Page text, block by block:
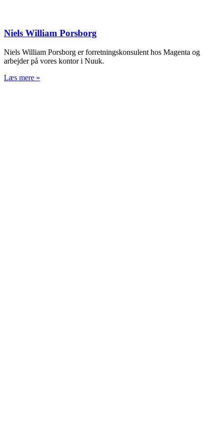
Niels William Porsborg
Niels William Porsborg er forretningskonsulent hos Magenta og
arbejder på vores kontor i Nuuk.
Læs mere »